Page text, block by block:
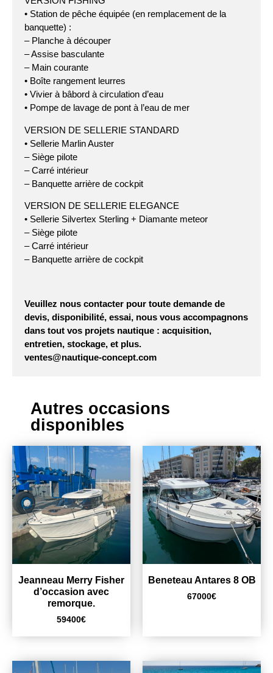
• Station de pêche équipée (en remplacement de la
banquette) :
– Planche à découper
– Assise basculante
– Main courante
• Boîte rangement leurres
• Vivier à bâbord à circulation d’eau
• Pompe de lavage de pont à l’eau de mer
VERSION DE SELLERIE STANDARD
• Sellerie Marlin Auster
– Siège pilote
– Carré intérieur
– Banquette arrière de cockpit
VERSION DE SELLERIE ELEGANCE
• Sellerie Silvertex Sterling + Diamante meteor
– Siège pilote
– Carré intérieur
– Banquette arrière de cockpit
Veuillez nous contacter pour toute demande de
devis, disponibilité, essai, nous vous accompagnons
dans tout vos projets nautique : acquisition,
entretien, stockage, et plus.
ventes@nautique-concept.com
Autres occasions
disponibles
Jeanneau Merry Fisher
d’occasion avec
remorque.
59400€
Beneteau Antares 8 OB
67000€